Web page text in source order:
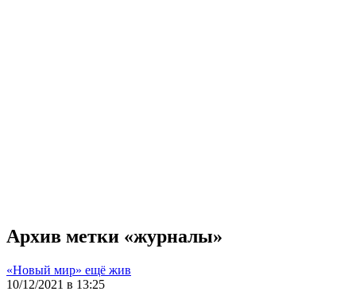
Архив метки «журналы»
«Новый мир» ещё жив
10/12/2021 в 13:25